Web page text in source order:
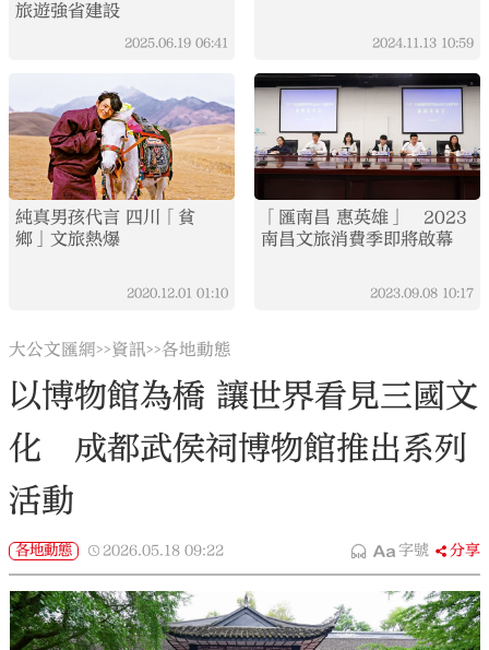
旅遊強省建設
2025.06.19 06:41 2024.11.13 10:59
純真男孩代言 四川「貧
鄉」文旅熱爆
2020.12.01 01:10
「匯南昌 惠英雄」 2023
南昌文旅消費季即將啟幕
2023.09.08 10:17
大公文匯網>>資訊>>各地動態
以博物館為橋 讓世界看見三國文
化 成都武侯祠博物館推出系列
活動
各地動態 2026.05.18 09:22 字號 分享